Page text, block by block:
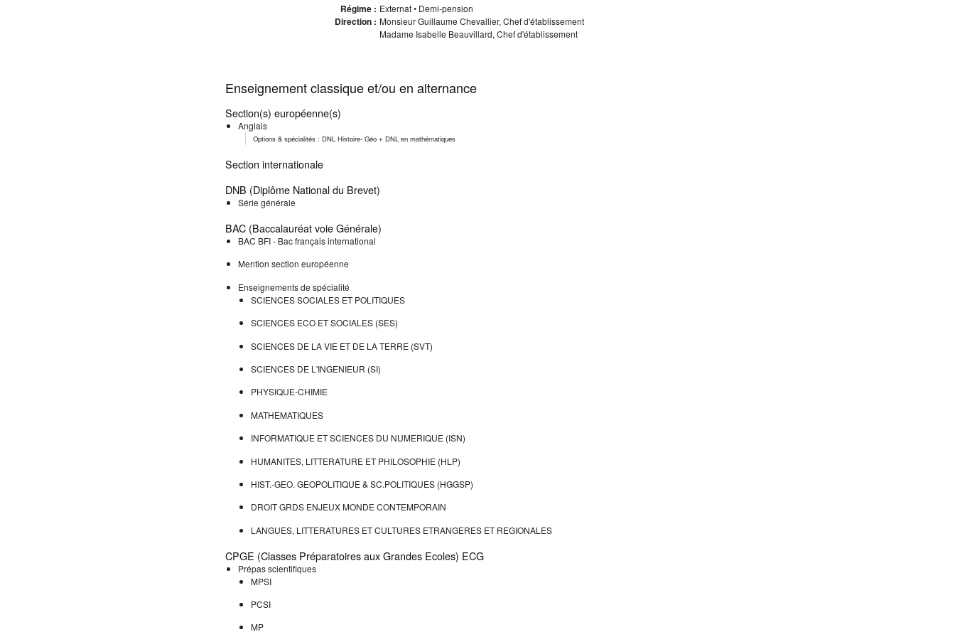
Régime : Externat • Demi-pension
Direction : Monsieur Guillaume Chevallier, Chef d'établissement
Madame Isabelle Beauvillard, Chef d'établissement
Enseignement classique et/ou en alternance
Section(s) européenne(s)
Anglais
Options & spécialités : DNL Histoire- Géo + DNL en mathématiques
Section internationale
DNB (Diplôme National du Brevet)
Série générale
BAC (Baccalauréat voie Générale)
BAC BFI - Bac français international
Mention section européenne
Enseignements de spécialité
SCIENCES SOCIALES ET POLITIQUES
SCIENCES ECO ET SOCIALES (SES)
SCIENCES DE LA VIE ET DE LA TERRE (SVT)
SCIENCES DE L'INGENIEUR (SI)
PHYSIQUE-CHIMIE
MATHEMATIQUES
INFORMATIQUE ET SCIENCES DU NUMERIQUE (ISN)
HUMANITES, LITTERATURE ET PHILOSOPHIE (HLP)
HIST.-GEO. GEOPOLITIQUE & SC.POLITIQUES (HGGSP)
DROIT GRDS ENJEUX MONDE CONTEMPORAIN
LANGUES, LITTERATURES ET CULTURES ETRANGERES ET REGIONALES
CPGE (Classes Préparatoires aux Grandes Ecoles) ECG
Prépas scientifiques
MPSI
PCSI
MP